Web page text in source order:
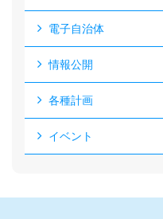
電子自治体
情報公開
各種計画
イベント